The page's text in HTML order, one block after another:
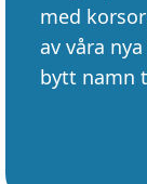
med
av våra
bytt namn